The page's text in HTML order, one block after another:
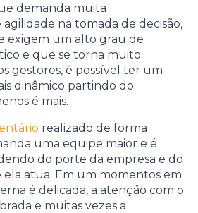
demanda muita
na tomada de decisão,
exigem um alto grau de
e que se torna muito
gestores, é possível ter um
dinâmico partindo do
é mais.
realizado de forma
uma equipe maior e é
do porte da empresa e do
atua. Em um momentos em
é delicada, a atenção com o
e muitas vezes a